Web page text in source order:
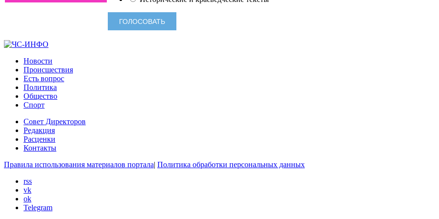
Новости
Происшествия
Есть вопрос
Политика
Общество
Спорт
Совет Директоров
Редакция
Расценки
Контакты
Правила использования материалов портала| Политика обработки персональных данных
rss
vk
ok
Telegram